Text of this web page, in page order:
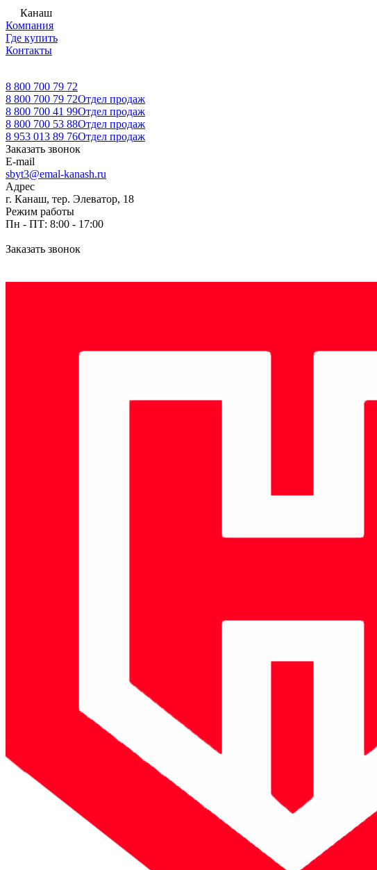
Канаш
Компания
Где купить
Контакты
8 800 700 79 72
8 800 700 79 72Отдел продаж
8 800 700 41 99Отдел продаж
8 800 700 53 88Отдел продаж
8 953 013 89 76Отдел продаж
Заказать звонок
E-mail
sbyt3@emal-kanash.ru
Адрес
г. Канаш, тер. Элеватор, 18
Режим работы
Пн - ПТ: 8:00 - 17:00
Заказать звонок